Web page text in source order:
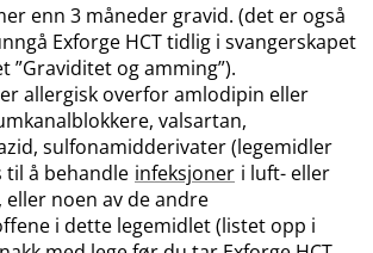
enn 3 måneder gravid. (det er også
Exforge HCT tidlig i svangerskapet
”Graviditet og amming”).
allergisk overfor amlodipin eller
valsartan,
sulfonamidderivater (legemidler
til å behandle infeksjoner i luft- eller
eller noen av de andre
i dette legemidlet (listet opp i